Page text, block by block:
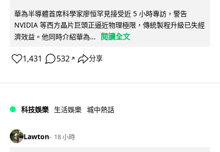
華為半導體首席科學家廖恒罕見接受近 5 小時專訪，警告
NVIDIA 等西方晶片巨頭正逼近物理極限，傳統製程升級已失經
濟效益。他同時介紹華為...
閱讀全文
1,431 532 ↗ 分享
科技娛樂 生活娛樂 城中熱話
Lawton 18 小時